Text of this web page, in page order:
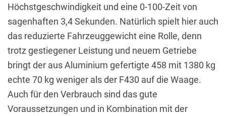
Höchstgeschwindigkeit und eine 0-100-Zeit von
sagenhaften 3,4 Sekunden. Natürlich spielt hier auch
das reduzierte Fahrzeuggewicht eine Rolle, denn
trotz gestiegener Leistung und neuem Getriebe
bringt der aus Aluminium gefertigte 458 mit 1380 kg
echte 70 kg weniger als der F430 auf die Waage.
Auch für den Verbrauch sind das gute
Voraussetzungen und in Kombination mit der